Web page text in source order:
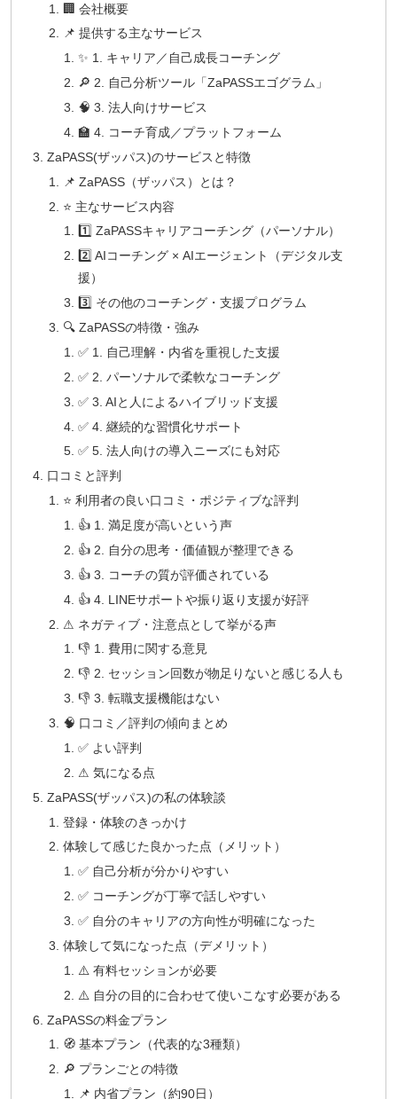
🏢 会社概要
📌 提供する主なサービス
✨ 1. キャリア／自己成長コーチング
🔎 2. 自己分析ツール「ZaPASSエゴグラム」
🧠 3. 法人向けサービス
🏫 4. コーチ育成／プラットフォーム
ZaPASS(ザッパス)のサービスと特徴
📌 ZaPASS（ザッパス）とは？
⭐ 主なサービス内容
1️⃣ ZaPASSキャリアコーチング（パーソナル）
2️⃣ AIコーチング × AIエージェント（デジタル支
援）
3️⃣ その他のコーチング・支援プログラム
🔍 ZaPASSの特徴・強み
✅ 1. 自己理解・内省を重視した支援
✅ 2. パーソナルで柔軟なコーチング
✅ 3. AIと人によるハイブリッド支援
✅ 4. 継続的な習慣化サポート
✅ 5. 法人向けの導入ニーズにも対応
口コミと評判
⭐ 利用者の良い口コミ・ポジティブな評判
👍 1. 満足度が高いという声
👍 2. 自分の思考・価値観が整理できる
👍 3. コーチの質が評価されている
👍 4. LINEサポートや振り返り支援が好評
⚠ ネガティブ・注意点として挙がる声
👎 1. 費用に関する意見
👎 2. セッション回数が物足りないと感じる人も
👎 3. 転職支援機能はない
🧠 口コミ／評判の傾向まとめ
✅ よい評判
⚠ 気になる点
ZaPASS(ザッパス)の私の体験談
登録・体験のきっかけ
体験して感じた良かった点（メリット）
✅ 自己分析が分かりやすい
✅ コーチングが丁寧で話しやすい
✅ 自分のキャリアの方向性が明確になった
体験して気になった点（デメリット）
⚠️ 有料セッションが必要
⚠️ 自分の目的に合わせて使いこなす必要がある
ZaPASSの料金プラン
🧭 基本プラン（代表的な3種類）
🔎 プランごとの特徴
📌 内省プラン（約90日）